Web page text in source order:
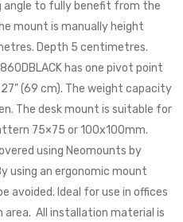
angle to fully benefit from the
mount is manually height
Depth 5 centimetres.
has one pivot point
(69 cm). The weight capacity
The desk mount is suitable for
75×75 or 100x100mm.
using Neomounts by
using an ergonomic mount
avoided. Ideal for use in offices
area. All installation material is